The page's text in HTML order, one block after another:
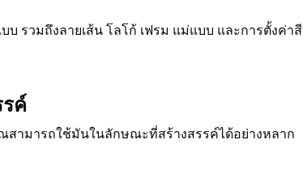
รวมถึงลายเส้น โลโก้ เฟรม แม่แบบ และการตั้งค่าสี
ค์
สามารถใช้มันในลักษณะที่สร้างสรรค์ได้อย่างหลาก